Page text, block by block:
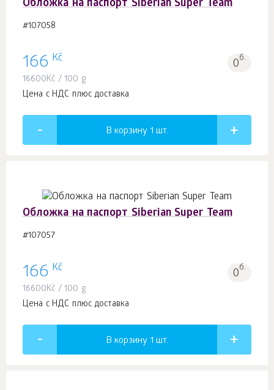
Обложка на паспорт Siberian Super Team
#107058
166 Kč 0б.
16600Kč / 100 g
Цена с НДС плюс доставка
В корзину 1 шт.
Обложка на паспорт Siberian Super Team
#107057
166 Kč 0б.
16600Kč / 100 g
Цена с НДС плюс доставка
В корзину 1 шт.